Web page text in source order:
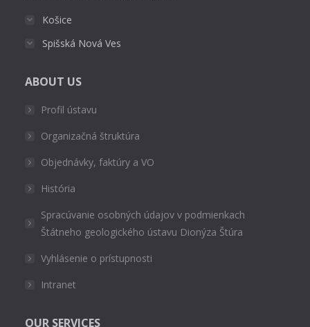
Košice
Spišská Nová Ves
ABOUT US
Profil ústavu
Organizačná štruktúra
Objednávky, faktúry a VO
História
Spracúvanie osobných údajov v podmienkach
Štátneho geologického ústavu Dionýza Štúra
Vyhlásenie o prístupnosti
Intranet
OUR SERVICES